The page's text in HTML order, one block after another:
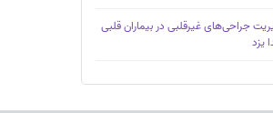
جراحی‌های غیرقلبی در بیماران قلبی
یزد